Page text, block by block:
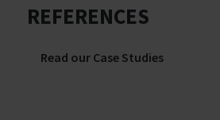
REFERENCES
Read our Case Studies